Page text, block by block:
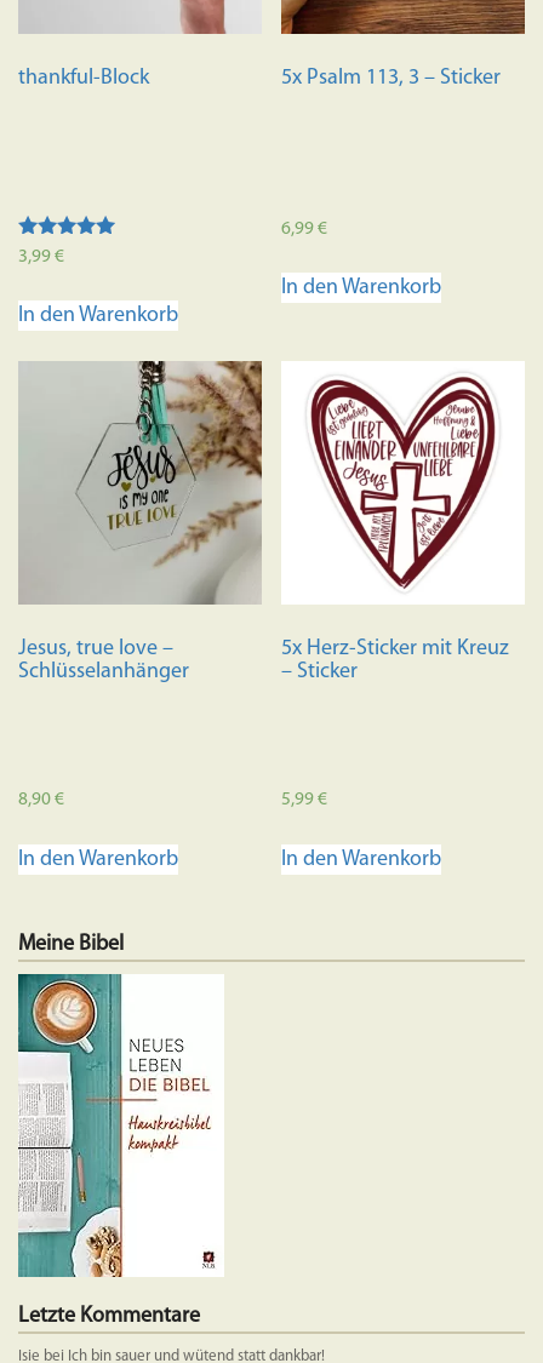
thankful-Block
Bewertet mit
3,99€
In den Warenkorb
5x Psalm 113, 3 – Sticker
6,99€
In den Warenkorb
Jesus, true love –
Schlüsselanhänger
8,90€
In den Warenkorb
5x Herz-Sticker mit Kreuz
– Sticker
5,99€
In den Warenkorb
Meine Bibel
Letzte Kommentare
Isie bei Ich bin sauer und wütend statt dankbar!